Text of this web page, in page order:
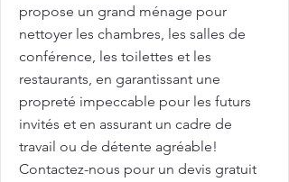
propose un grand ménage pour
nettoyer les chambres, les salles de
conférence, les toilettes et les
restaurants, en garantissant une
propreté impeccable pour les futurs
invités et en assurant un cadre de
travail ou de détente agréable!
Contactez-nous pour un devis gratuit